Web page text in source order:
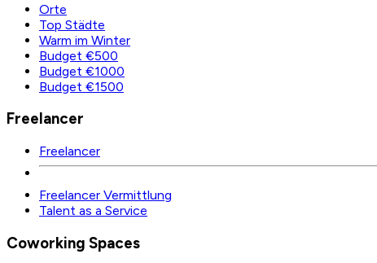
Orte
Top Städte
Warm im Winter
Budget €500
Budget €1000
Budget €1500
Freelancer
Freelancer
Freelancer Vermittlung
Talent as a Service
Coworking Spaces